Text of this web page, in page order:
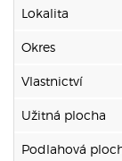
Lokalita
Okres
Vlastnictví
Užitná plocha
Podlahová